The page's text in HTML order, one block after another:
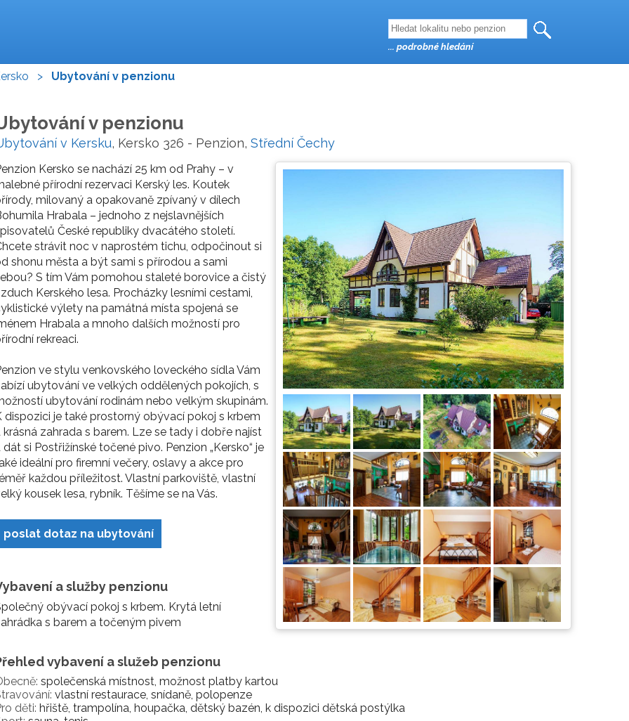
> Ubytování v penzionu
v penzionu
v Kersku, Kersko 326 - Penzion, Střední Čechy
Kersko se nachází 25 km od Prahy – v
přírodní rezervaci Kerský les. Koutek
milovaný a opakovaně zpívaný v dílech
Hrabala – jednoho z nejslavnějších
České republiky dvacátého století.
strávit noc v naprostém tichu, odpočinout si
shonu města a být sami s přírodou a sami
S tím Vám pomohou staleté borovice a čistý
Kerského lesa. Procházky lesními cestami,
výlety na památná místa spojená se
Hrabala a mnoho dalších možností pro
rekreaci.
ve stylu venkovského loveckého sídla Vám
ubytování ve velkých oddělených pokojích, s
ubytování rodinám nebo velkým skupinám.
dispozici je také prostorný obývací pokoj s krbem
krásná zahrada s barem. Lze se tady i dobře najíst
dát si Postřižínské točené pivo. Penzion „Kersko“ je
ideální pro firemní večery, oslavy a akce pro
každou příležitost. Vlastní parkoviště, vlastní
kousek lesa, rybník. Těšíme se na Vás.
poslat dotaz na ubytování
a služby penzionu
obývací pokoj s krbem. Krytá letní
s barem a točeným pivem
vybavení a služeb penzionu
společenská místnost, možnost platby kartou
vlastní restaurace, snídaně, polopenze
děti: hřiště, trampolína, houpačka, dětský bazén, k dispozici dětská postýlka
... podrobné hledání